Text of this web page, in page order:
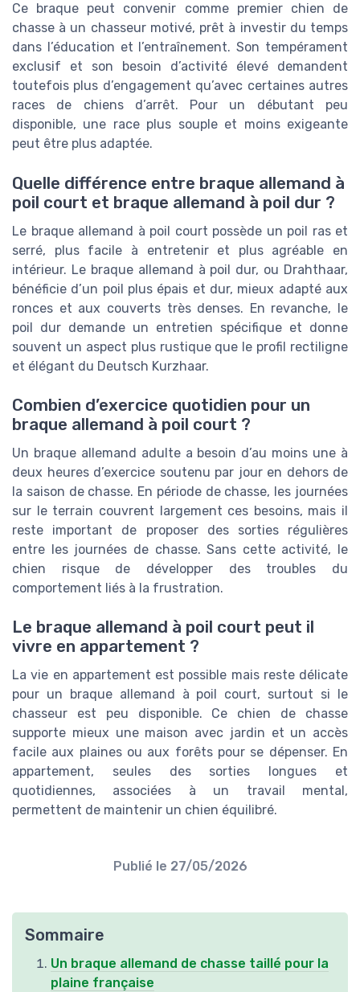
Ce braque peut convenir comme premier chien de
chasse à un chasseur motivé, prêt à investir du temps
dans l’éducation et l’entraînement. Son tempérament
exclusif et son besoin d’activité élevé demandent
toutefois plus d’engagement qu’avec certaines autres
races de chiens d’arrêt. Pour un débutant peu
disponible, une race plus souple et moins exigeante
peut être plus adaptée.
Quelle différence entre braque allemand à
poil court et braque allemand à poil dur ?
Le braque allemand à poil court possède un poil ras et
serré, plus facile à entretenir et plus agréable en
intérieur. Le braque allemand à poil dur, ou Drahthaar,
bénéficie d’un poil plus épais et dur, mieux adapté aux
ronces et aux couverts très denses. En revanche, le
poil dur demande un entretien spécifique et donne
souvent un aspect plus rustique que le profil rectiligne
et élégant du Deutsch Kurzhaar.
Combien d’exercice quotidien pour un
braque allemand à poil court ?
Un braque allemand adulte a besoin d’au moins une à
deux heures d’exercice soutenu par jour en dehors de
la saison de chasse. En période de chasse, les journées
sur le terrain couvrent largement ces besoins, mais il
reste important de proposer des sorties régulières
entre les journées de chasse. Sans cette activité, le
chien risque de développer des troubles du
comportement liés à la frustration.
Le braque allemand à poil court peut il
vivre en appartement ?
La vie en appartement est possible mais reste délicate
pour un braque allemand à poil court, surtout si le
chasseur est peu disponible. Ce chien de chasse
supporte mieux une maison avec jardin et un accès
facile aux plaines ou aux forêts pour se dépenser. En
appartement, seules des sorties longues et
quotidiennes, associées à un travail mental,
permettent de maintenir un chien équilibré.
Publié le 27/05/2026
Sommaire
Un braque allemand de chasse taillé pour la
plaine française